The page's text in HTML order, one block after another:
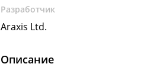
Разработчик
Araxis Ltd.
Описание